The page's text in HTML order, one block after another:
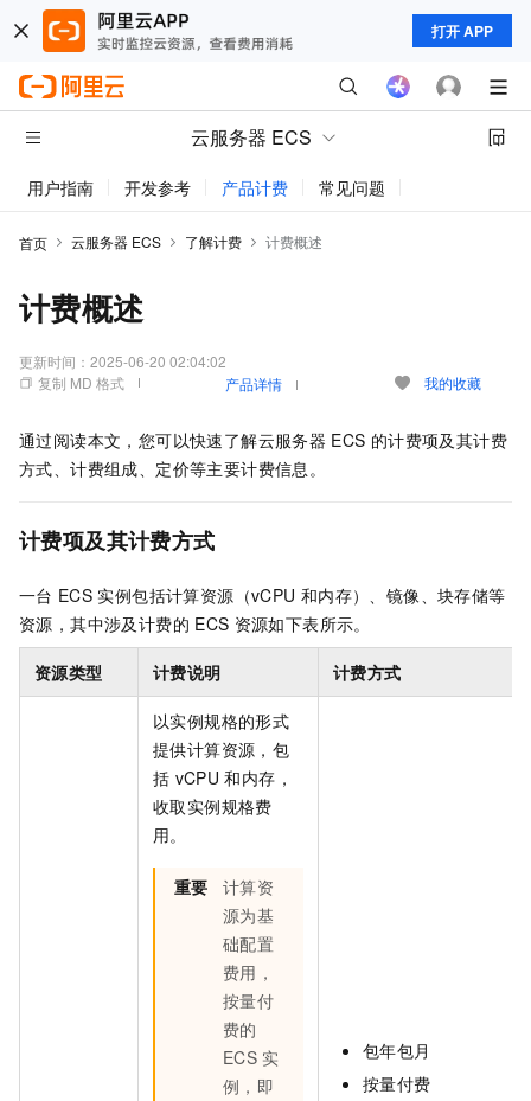
打开 APP
云服务器 ECS
用户指南 开发参考 产品计费 常见问题
首页 云服务器 ECS 了解计费 计费概述
计费概述
更新时间： 2025-06-20 02:04:02
复制 MD 格式
产品详情 我的收藏
通过阅读本文，您可以快速了解云服务器 ECS 的计费项及其计费
方式、计费组成、定价等主要计费信息。
计费项及其计费方式
一台 ECS 实例包括计算资源（vCPU 和内存）、镜像、块存储等
资源，其中涉及计费的 ECS 资源如下表所示。
资源类型 计费说明 计费方式
以实例规格的形式
提供计算资源，包
括 vCPU 和内存，
收取实例规格费
用。
重要
计算资
源为基
础配置
费用，
按量付
费的
ECS 实
例，即
包年包月
按量付费